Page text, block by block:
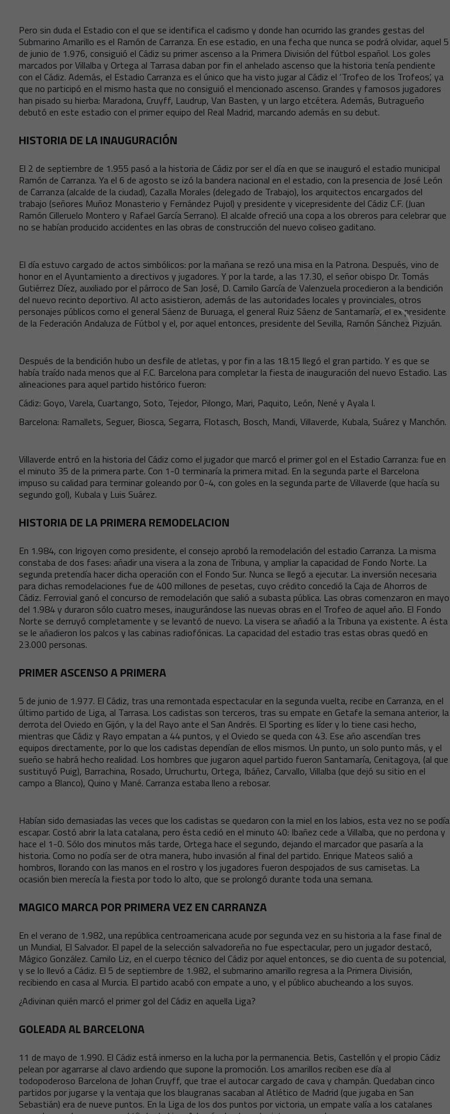
Pero sin duda el Estadio con el que se identifica el cadismo y donde han ocurrido las grandes gestas del
Submarino Amarillo es el Ramón de Carranza. En ese estadio, en una fecha que nunca se podrá olvidar, aquel 5
de junio de 1.976, consiguió el Cádiz su primer ascenso a la Primera División del fútbol español. Los goles
marcados por Villalba y Ortega al Tarrasa daban por fin el anhelado ascenso que la historia tenía pendiente
con el Cádiz. Además, el Estadio Carranza es el único que ha visto jugar al Cádiz el ‘Trofeo de los Trofeos’, ya
que no participó en el mismo hasta que no consiguió el mencionado ascenso. Grandes y famosos jugadores
han pisado su hierba: Maradona, Cruyff, Laudrup, Van Basten, y un largo etcétera. Además, Butragueño
debutó en este estadio con el primer equipo del Real Madrid, marcando además en su debut.
HISTORIA DE LA INAUGURACIÓN
El 2 de septiembre de 1.955 pasó a la historia de Cádiz por ser el día en que se inauguró el estadio municipal
Ramón de Carranza. Ya el 6 de agosto se izó la bandera nacional en el estadio, con la presencia de José León
de Carranza (alcalde de la ciudad), Cazalla Morales (delegado de Trabajo), los arquitectos encargados del
trabajo (señores Muñoz Monasterio y Fernández Pujol) y presidente y vicepresidente del Cádiz C.F. (Juan
Ramón Cilleruelo Montero y Rafael García Serrano). El alcalde ofreció una copa a los obreros para celebrar que
no se habían producido accidentes en las obras de construcción del nuevo coliseo gaditano.
El día estuvo cargado de actos simbólicos: por la mañana se rezó una misa en la Patrona. Después, vino de
honor en el Ayuntamiento a directivos y jugadores. Y por la tarde, a las 17.30, el señor obispo Dr. Tomás
Gutiérrez Díez, auxiliado por el párroco de San José, D. Camilo García de Valenzuela procedieron a la bendición
del nuevo recinto deportivo. Al acto asistieron, además de las autoridades locales y provinciales, otros
personajes públicos como el general Sáenz de Buruaga, el general Ruiz Sáenz de Santamaría, el ex presidente
de la Federación Andaluza de Fútbol y el, por aquel entonces, presidente del Sevilla, Ramón Sánchez Pizjuán.
Después de la bendición hubo un desfile de atletas, y por fin a las 18.15 llegó el gran partido. Y es que se
había traído nada menos que al F.C. Barcelona para completar la fiesta de inauguración del nuevo Estadio. Las
alineaciones para aquel partido histórico fueron:
Cádiz: Goyo, Varela, Cuartango, Soto, Tejedor, Pilongo, Mari, Paquito, León, Nené y Ayala I.
Barcelona: Ramallets, Seguer, Biosca, Segarra, Flotasch, Bosch, Mandi, Villaverde, Kubala, Suárez y Manchón.
Villaverde entró en la historia del Cádiz como el jugador que marcó el primer gol en el Estadio Carranza: fue en
el minuto 35 de la primera parte. Con 1-0 terminaría la primera mitad. En la segunda parte el Barcelona
impuso su calidad para terminar goleando por 0-4, con goles en la segunda parte de Villaverde (que hacía su
segundo gol), Kubala y Luis Suárez.
HISTORIA DE LA PRIMERA REMODELACION
En 1.984, con Irigoyen como presidente, el consejo aprobó la remodelación del estadio Carranza. La misma
constaba de dos fases: añadir una visera a la zona de Tribuna, y ampliar la capacidad de Fondo Norte. La
segunda pretendía hacer dicha operación con el Fondo Sur. Nunca se llegó a ejecutar. La inversión necesaria
para dichas remodelaciones fue de 400 millones de pesetas, cuyo crédito concedió la Caja de Ahorros de
Cádiz. Ferrovial ganó el concurso de remodelación que salió a subasta pública. Las obras comenzaron en mayo
del 1.984 y duraron sólo cuatro meses, inaugurándose las nuevas obras en el Trofeo de aquel año. El Fondo
Norte se derruyó completamente y se levantó de nuevo. La visera se añadió a la Tribuna ya existente. A ésta
se le añadieron los palcos y las cabinas radiofónicas. La capacidad del estadio tras estas obras quedó en
23.000 personas.
PRIMER ASCENSO A PRIMERA
5 de junio de 1.977. El Cádiz, tras una remontada espectacular en la segunda vuelta, recibe en Carranza, en el
último partido de Liga, al Tarrasa. Los cadistas son terceros, tras su empate en Getafe la semana anterior, la
derrota del Oviedo en Gijón, y la del Rayo ante el San Andrés. El Sporting es líder y lo tiene casi hecho,
mientras que Cádiz y Rayo empatan a 44 puntos, y el Oviedo se queda con 43. Ese año ascendían tres
equipos directamente, por lo que los cadistas dependían de ellos mismos. Un punto, un solo punto más, y el
sueño se habrá hecho realidad. Los hombres que jugaron aquel partido fueron Santamaría, Cenitagoya, (al que
sustituyó Puig), Barrachina, Rosado, Urruchurtu, Ortega, Ibáñez, Carvallo, Villalba (que dejó su sitio en el
campo a Blanco), Quino y Mané. Carranza estaba lleno a rebosar.
Habían sido demasiadas las veces que los cadistas se quedaron con la miel en los labios, esta vez no se podía
escapar. Costó abrir la lata catalana, pero ésta cedió en el minuto 40: Ibañez cede a Villalba, que no perdona y
hace el 1-0. Sólo dos minutos más tarde, Ortega hace el segundo, dejando el marcador que pasaría a la
historia. Como no podía ser de otra manera, hubo invasión al final del partido. Enrique Mateos salió a
hombros, llorando con las manos en el rostro y los jugadores fueron despojados de sus camisetas. La
ocasión bien merecía la fiesta por todo lo alto, que se prolongó durante toda una semana.
MAGICO MARCA POR PRIMERA VEZ EN CARRANZA
En el verano de 1.982, una república centroamericana acude por segunda vez en su historia a la fase final de
un Mundial, El Salvador. El papel de la selección salvadoreña no fue espectacular, pero un jugador destacó,
Mágico González. Camilo Liz, en el cuerpo técnico del Cádiz por aquel entonces, se dio cuenta de su potencial,
y se lo llevó a Cádiz. El 5 de septiembre de 1.982, el submarino amarillo regresa a la Primera División,
recibiendo en casa al Murcia. El partido acabó con empate a uno, y el público abucheando a los suyos.
¿Adivinan quién marcó el primer gol del Cádiz en aquella Liga?
GOLEADA AL BARCELONA
11 de mayo de 1.990. El Cádiz está inmerso en la lucha por la permanencia. Betis, Castellón y el propio Cádiz
pelean por agarrarse al clavo ardiendo que supone la promoción. Los amarillos reciben ese día al
todopoderoso Barcelona de Johan Cruyff, que trae el autocar cargado de cava y champán. Quedaban cinco
partidos por jugarse y la ventaja que los blaugranas sacaban al Atlético de Madrid (que jugaba en San
Sebastián) era de nueve puntos. En la Liga de los dos puntos por victoria, un empate valía a los catalanes